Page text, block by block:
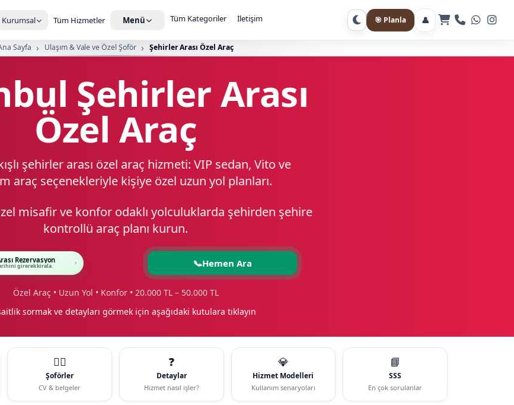
Kurumsal Tüm Hizmetler Menü Tüm Kategoriler İletişim Gece moduna geç
🎯 Planla 👤
Sayfa Ulaşım & Vale ve Özel Şoför Şehirler Arası Özel Araç
Şehirler Arası
Özel Araç
şehirler arası özel araç hizmeti: VIP sedan, Vito ve
araç seçenekleriyle kişiye özel uzun yol planları.
misafir ve konfor odaklı yolculuklarda şehirden şehire
kontrollü araç planı kurun.
Rezervasyon
girerek kirala. 📞Hemen Ara
Özel Araç • Uzun Yol • Konfor • 20.000 TL – 50.000 TL
sormak ve detayları görmek için aşağıdaki kutulara tıklayın
🧑‍✈️
Şoförler
CV & belgeler
❓
Detaylar
Hizmet nasıl işler?
💎
Hizmet Modelleri
Kullanım senaryoları
📘
SSS
En çok sorulanlar